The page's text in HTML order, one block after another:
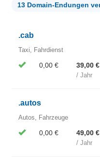
13 Domain-Endungen
.cab
Taxi, Fahrdienst
0,00 € 39,00 €
/ Jahr
.autos
Autos, Fahrzeuge
0,00 € 49,00 €
/ Jahr